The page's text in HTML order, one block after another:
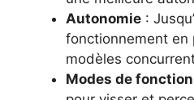
Autonomie :
fonctionnement en
modèles
Modes de